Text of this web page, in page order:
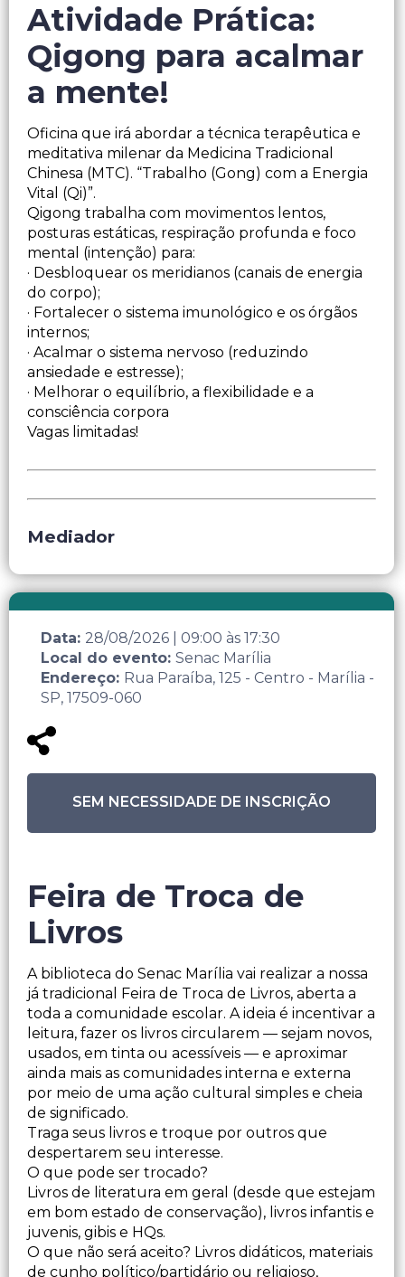
Atividade Prática:
Qigong para acalmar
a mente!
Oficina que irá abordar a técnica terapêutica e
meditativa milenar da Medicina Tradicional
Chinesa (MTC). “Trabalho (Gong) com a Energia
Vital (Qi)”.
Qigong trabalha com movimentos lentos,
posturas estáticas, respiração profunda e foco
mental (intenção) para:
· Desbloquear os meridianos (canais de energia
do corpo);
· Fortalecer o sistema imunológico e os órgãos
internos;
· Acalmar o sistema nervoso (reduzindo
ansiedade e estresse);
· Melhorar o equilíbrio, a flexibilidade e a
consciência corpora
Vagas limitadas!
Mediador
Data: 28/08/2026 09:00 às 17:30
Local do evento: Senac Marília
Endereço: Rua Paraíba, 125 - Centro - Marília -
SP, 17509-060
SEM NECESSIDADE DE INSCRIÇÃO
Feira de Troca de
Livros
A biblioteca do Senac Marília vai realizar a nossa
já tradicional Feira de Troca de Livros, aberta a
toda a comunidade escolar. A ideia é incentivar a
leitura, fazer os livros circularem — sejam novos,
usados, em tinta ou acessíveis — e aproximar
ainda mais as comunidades interna e externa
por meio de uma ação cultural simples e cheia
de significado.
Traga seus livros e troque por outros que
despertarem seu interesse.
O que pode ser trocado?
Livros de literatura em geral (desde que estejam
em bom estado de conservação), livros infantis e
juvenis, gibis e HQs.
O que não será aceito? Livros didáticos, materiais
de cunho político/partidário ou religioso,